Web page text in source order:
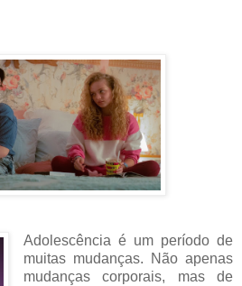
Adolescência é um período de
muitas mudanças. Não apenas
mudanças corporais, mas de